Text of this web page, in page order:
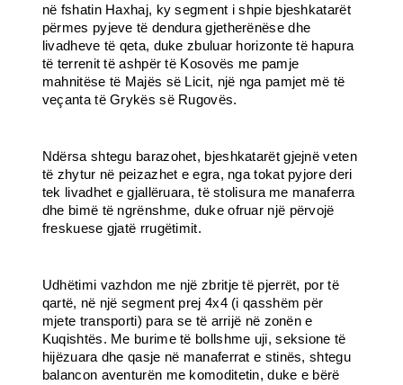
në fshatin Haxhaj, ky segment i shpie bjeshkatarët
përmes pyjeve të dendura gjetherënëse dhe
livadheve të qeta, duke zbuluar horizonte të hapura
të terrenit të ashpër të Kosovës me pamje
mahnitëse të Majës së Licit, një nga pamjet më të
veçanta të Grykës së Rugovës.
Ndërsa shtegu barazohet, bjeshkatarët gjejnë veten
të zhytur në peizazhet e egra, nga tokat pyjore deri
tek livadhet e gjallëruara, të stolisura me manaferra
dhe bimë të ngrënshme, duke ofruar një përvojë
freskuese gjatë rrugëtimit.
Udhëtimi vazhdon me një zbritje të pjerrët, por të
qartë, në një segment prej 4x4 (i qasshëm për
mjete transporti) para se të arrijë në zonën e
Kuqishtës. Me burime të bollshme uji, seksione të
hijëzuara dhe qasje në manaferrat e stinës, shtegu
balancon aventurën me komoditetin, duke e bërë